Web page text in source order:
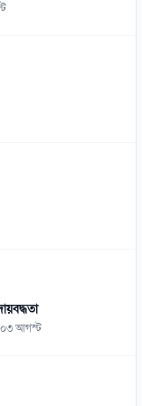
রহমান: রাশেদ খান
০৩ আগস্ট